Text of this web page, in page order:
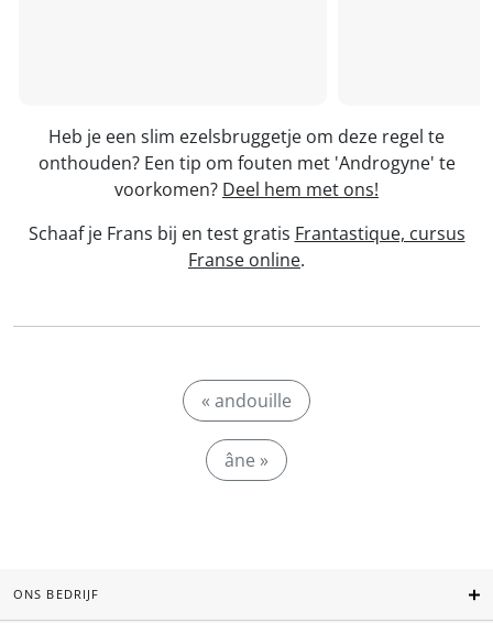
Heb je een slim ezelsbruggetje om deze regel te
onthouden? Een tip om fouten met 'Androgyne' te
voorkomen? Deel hem met ons!
Schaaf je Frans bij en test gratis Frantastique, cursus
Franse online.
« andouille
âne »
ONS BEDRIJF